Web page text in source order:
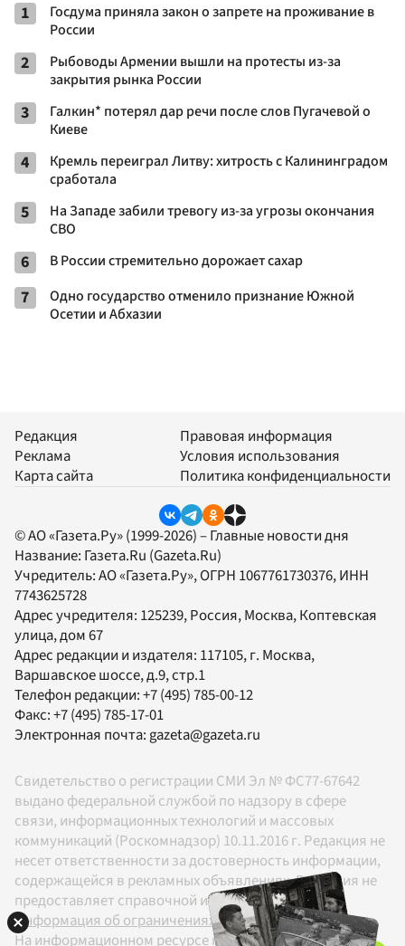
1
Госдума приняла закон о запрете на проживание в
России
2
Рыбоводы Армении вышли на протесты из-за
закрытия рынка России
3
Галкин* потерял дар речи после слов Пугачевой о
Киеве
4
Кремль переиграл Литву: хитрость с Калининградом
сработала
5
На Западе забили тревогу из-за угрозы окончания
СВО
6 В России стремительно дорожает сахар
7
Одно государство отменило признание Южной
Осетии и Абхазии
Редакция
Реклама
Карта сайта
Правовая информация
Условия использования
Политика конфиденциальности
© АО «Газета.Ру» (1999-2026) – Главные новости дня
Название: Газета.Ru (Gazeta.Ru)
Учредитель:АО «Газета.Ру», ОГРН 1067761730376, ИНН
7743625728
Адрес учредителя: 125239, Россия, Москва, Коптевская
улица, дом 67
Адрес редакции и издателя: 117105, г. Москва,
Варшавское шоссе, д.9, стр.1
Телефон редакции:+7 (495) 785-00-12
Факс:+7 (495) 785-17-01
Электронная почта:gazeta@gazeta.ru
Свидетельство о регистрации СМИ Эл № ФС77-67642
выдано федеральной службой по надзору в сфере
связи, информационных технологий и массовых
коммуникаций (Роскомнадзор) 10.11.2016 г. Редакция не
несет ответственности за достоверность информации,
содержащейся в рекламных объявлениях. Редакция не
предоставляет справочной информации.
Информация об ограничениях
На информационном ресурсе применяются